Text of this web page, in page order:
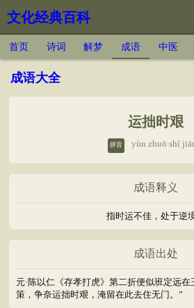
文化经典百科
首页 诗词 解梦 成语 中医
成语大全
运拙时艰
拼音 yùn zhuō shí
成语释义
指时运不佳，处于逆境
成语出处
元·陈以仁《存孝打虎》第二折便似班定远
策，争奈运拙时艰，淹留在此去住无门。”